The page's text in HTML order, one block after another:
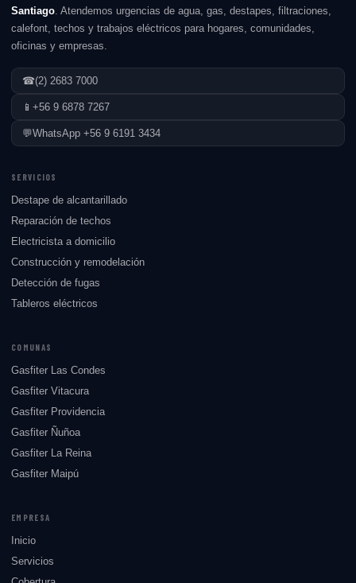
Santiago. Atendemos urgencias de agua, gas, destapes, filtraciones,
calefont, techos y trabajos eléctricos para hogares, comunidades,
oficinas y empresas.
☎(2) 2683 7000
📱 +56 9 6878 7267
💬WhatsApp +56 9 6191 3434
SERVICIOS
Destape de alcantarillado
Reparación de techos
Electricista a domicilio
Construcción y remodelación
Detección de fugas
Tableros eléctricos
COMUNAS
Gasfiter Las Condes
Gasfiter Vitacura
Gasfiter Providencia
Gasfiter Ñuñoa
Gasfiter La Reina
Gasfiter Maipú
EMPRESA
Inicio
Servicios